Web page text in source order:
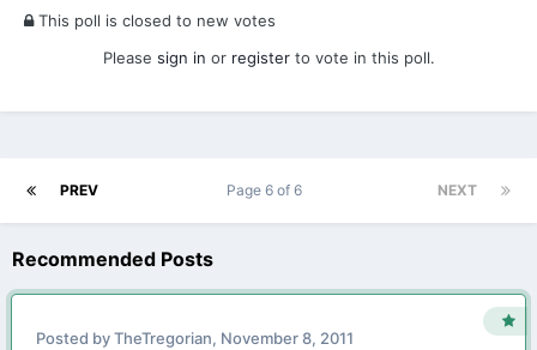
This poll is closed to new votes
Please sign in or registerto vote in this poll.
PREV NEXT
Page 6 of 6
Recommended Posts
Posted byTheTregorian, November 8, 2011